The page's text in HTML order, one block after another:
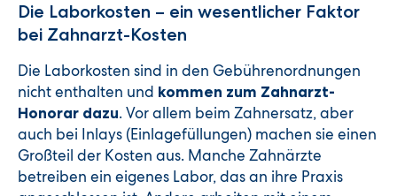
Die Laborkosten – ein wesentlicher Faktor
bei Zahnarzt-Kosten
Die Laborkosten sind in den Gebührenordnungen
nicht enthalten und kommen zum Zahnarzt-
Honorar dazu. Vor allem beim Zahnersatz, aber
auch bei Inlays (Einlagefüllungen) machen sie einen
Großteil der Kosten aus. Manche Zahnärzte
betreiben ein eigenes Labor, das an ihre Praxis